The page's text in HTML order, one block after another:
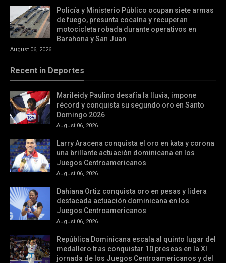
Policía y Ministerio Público ocupan siete armas
de fuego, presunta cocaína y recuperan
motocicleta robada durante operativos en
Barahona y San Juan
August 06, 2026
Recent in Deportes
Marileidy Paulino desafía la lluvia, impone
récord y conquista su segundo oro en Santo
Domingo 2026
August 06, 2026
Larry Aracena conquista el oro en kata y corona
una brillante actuación dominicana en los
Juegos Centroamericanos
August 06, 2026
Dahiana Ortiz conquista oro en pesas y lidera
destacada actuación dominicana en los
Juegos Centroamericanos
August 06, 2026
República Dominicana escala al quinto lugar del
medallero tras conquistar 10 preseas en la XI
jornada de los Juegos Centroamericanos y del